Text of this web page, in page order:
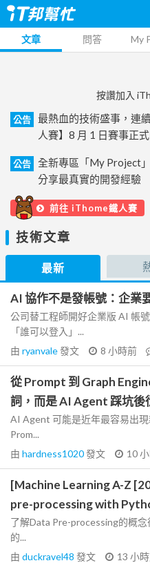
文章 問答 My
按讚加入
公告
最熱血的技術盛事，連
人賽】8 月 1 日賽事正式
公告
全新專區「My Project
分享最真實的開發經驗
前往 iThome鐵人賽
技術文章
最新
AI 協作不是發帳號：企業
公司替工程師開好企業版 AI 帳
「誰可以登入」...
由 ryanvale發文 8 小時前
從 Prompt 到 Graph
詞，而是 AI Agent 踩坑後
AI Agent 可能是近年最容易出
Prom...
由 hardness1020發文 10
[Machine Learning A-Z
pre-processing with
了解Data Pre-processing的概
的...
由 duckravel48 發文 13 小